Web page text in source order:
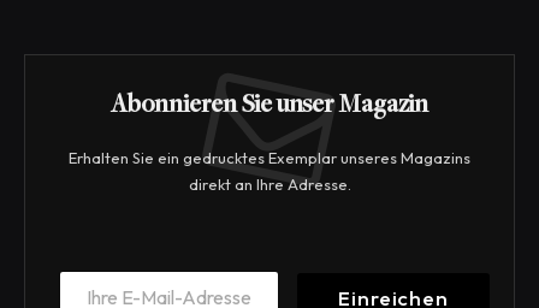
Abonnieren Sie unser Magazin
Erhalten Sie ein gedrucktes Exemplar unseres Magazins
direkt an Ihre Adresse.
E
Einreichen